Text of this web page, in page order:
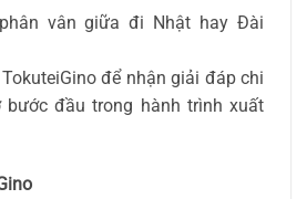
vân giữa đi Nhật hay Đài
để nhận giải đáp chi
đầu trong hành trình xuất